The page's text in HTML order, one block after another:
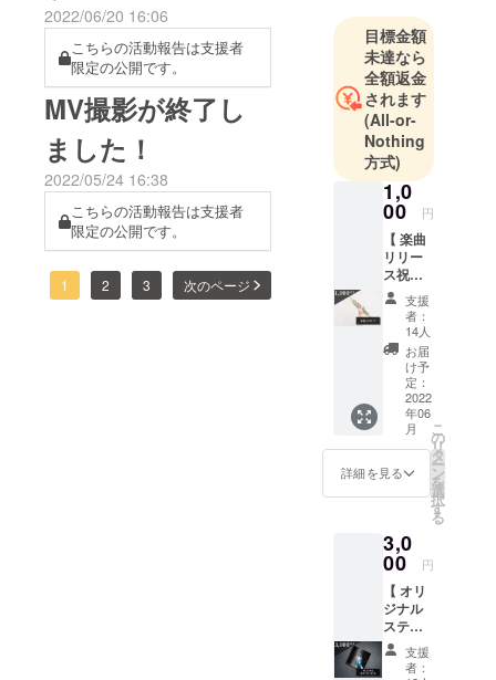
は完成しませんでした！初
めてなことだらけで公開ま
で当初の予定よりも大変長
らくお待たせしてしまいま
したが、本日ようやくお披
露目できること、安堵と嬉
しい気持ちで一杯です。こ
のMVを出発点として、今後
も楽曲、映像作品ともに精
2022/06/20 16:06
こちらの活動報告は支援者
限定の公開です。
MV撮影が終了し
ました！
2022/05/24 16:38
こちらの活動報告は支援者
限定の公開です。
1 2 3 次のページ
ワーキング
ホリデー1年
とファッ
ション系専
門学校での
留学を経て
2020年に帰
国。現在は
東京を拠点
サー・モデ
ル・コンテ
ンツクリエ
イターとし
て活動中。
Condenast
Social Talent
属。2022年2
月22日に
として初楽
曲「針/蝶」
をリリース
し音楽活動
を本格的に
スタートさ
目標金額
未達なら
全額返金
されます
(All-or-
Nothing
方式)
1,0
00 円
【 楽曲
リリー
ス祝い
を贈る
】 シン
プルな
応援を
したい
人向け
のリ
ターン
です。
初の楽
曲リ
リース
のお祝
て購入
いただ
けると
嬉しい
です
〈内
容〉 ・
お礼の
支援
者：
14人
お届
け予
定：
2022
年06
月
詳細を見る
こ
の
リ
タ
ー
ン
を
選
択
す
る
3,0
00 円
【 オリ
ジナル
ステッ
カー
セット
支援
者：